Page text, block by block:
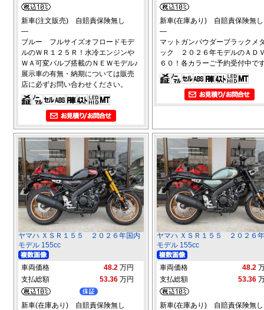
新車(注文販売) 自賠責保険無し
―
ブルー フルサイズオフロードモデ
ルのＷＲ１２５Ｒ！水冷エンジンや
ＷＡ可変バルブ搭載のＮＥＷモデル♪
展示車の有無・納期については販売
店に必ずお問い合わせください。
新車(在庫あり) 自賠責保険無し
―
マットガンパウダーブラックメ
ック ２０２６年モデルのＡＤ
６０！各カラーご予約受付中で
ヤマハ ＸＳＲ１５５ ２０２６年国内
モデル 155cc
車両価格 48.2 万円
支払総額
53.36 万円
新車(在庫あり) 自賠責保険無し
ヤマハ ＸＳＲ１５５ ２０２６
モデル 155cc
車両価格 48.2
支払総額
53.36
新車(在庫あり) 自賠責保険無し